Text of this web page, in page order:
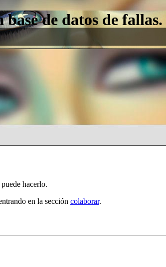
de datos de fallas.
hacerlo.
en la sección colaborar.